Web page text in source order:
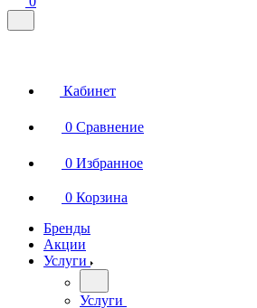
Кабинет
0 Сравнение
0 Избранное
0 Корзина
Бренды
Акции
Услуги
Услуги